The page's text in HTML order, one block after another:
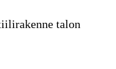
talon